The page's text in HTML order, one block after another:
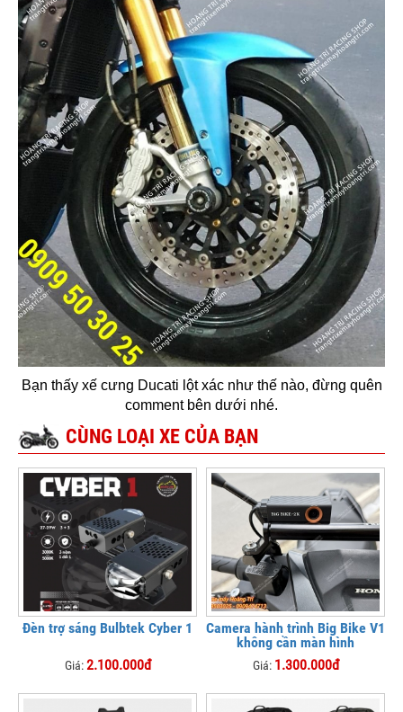
Bạn thấy xế cưng Ducati lột xác như thế nào, đừng quên
comment bên dưới nhé.
CÙNG LOẠI XE CỦA BẠN
Đèn trợ sáng Bulbtek Cyber 1
Giá:2.100.000đ
Camera hành trình Big Bike V1
không cần màn hình
Giá: 1.300.000đ